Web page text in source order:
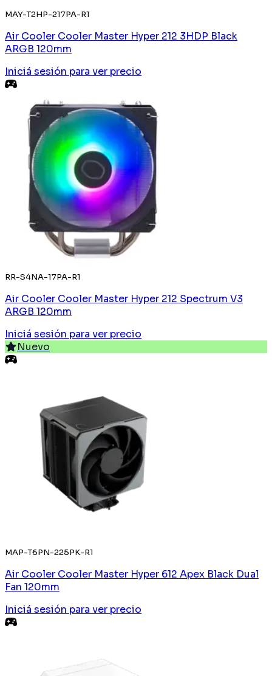
MAY-T2HP-217PA-R1
Air Cooler Cooler Master Hyper 212 3HDP Black
ARGB 120mm
Iniciá sesión para ver precio
RR-S4NA-17PA-R1
Air Cooler Cooler Master Hyper 212 Spectrum V3
ARGB 120mm
Iniciá sesión para ver precio
Nuevo
MAP-T6PN-225PK-R1
Air Cooler Cooler Master Hyper 612 Apex Black Dual
Fan 120mm
Iniciá sesión para ver precio